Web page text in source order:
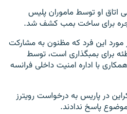
اتاق او توسط ماموران پليس
برای ساخت بمب کشف شد.
اين فرد که مظنون به مشارکت
برای بمبگذاری است، توسط
با اداره امنيت داخلی فرانسه
در پاريس به درخواست رويترز
موضوع پاسخ ندادند.